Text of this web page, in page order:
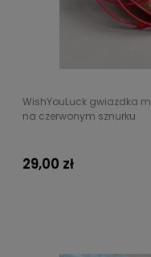
WishYouLuck gwiazdka
na czerwonym sznurku
29,00 zł